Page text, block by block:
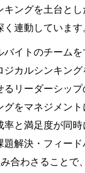
ングを土台とし
連動しています
イトのチーム
ジカルシンキン
リーダーシップ
をマネジメント
と満足度が同時
題解決・フィー
合わさることで